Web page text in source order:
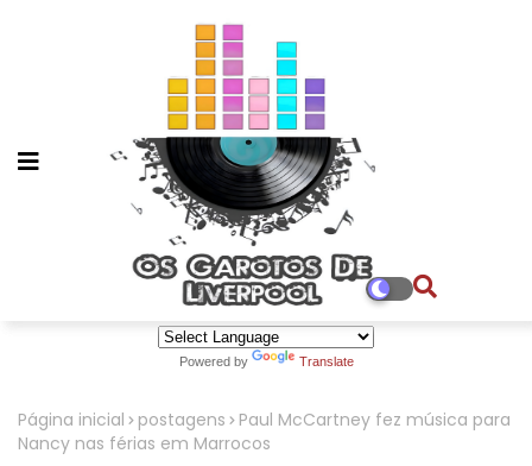
Powered by Translate
Página inicial postagens
Paul McCartney fez música para
Nancy nas férias em Marrocos